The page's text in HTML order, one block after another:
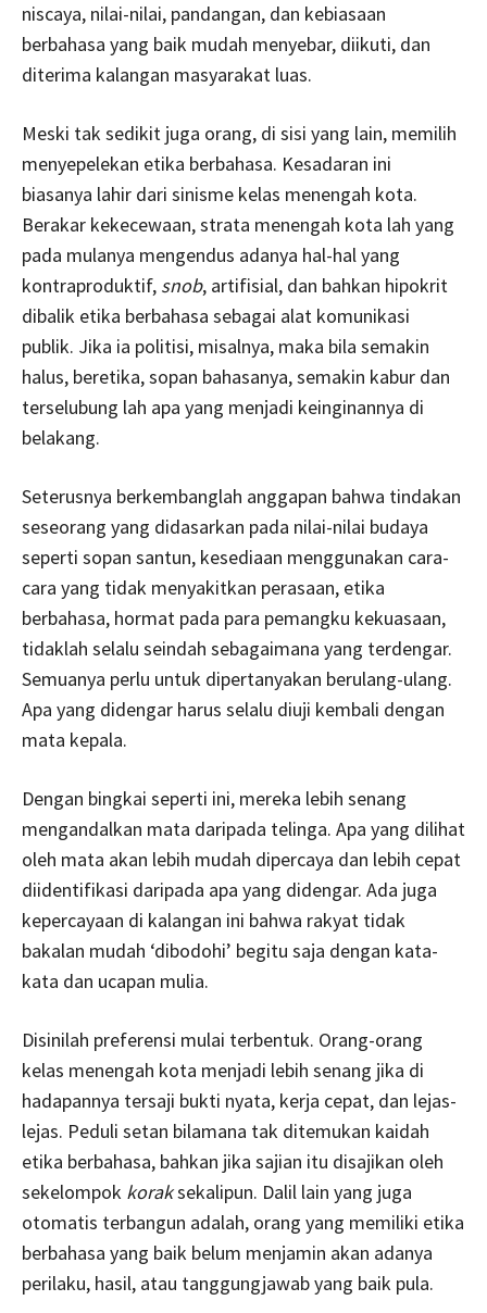
niscaya, nilai-nilai, pandangan, dan kebiasaan
berbahasa yang baik mudah menyebar, diikuti, dan
diterima kalangan masyarakat luas.
Meski tak sedikit juga orang, di sisi yang lain, memilih
menyepelekan etika berbahasa. Kesadaran ini
biasanya lahir dari sinisme kelas menengah kota.
Berakar kekecewaan, strata menengah kota lah yang
pada mulanya mengendus adanya hal-hal yang
kontraproduktif, snob, artifisial, dan bahkan hipokrit
dibalik etika berbahasa sebagai alat komunikasi
publik. Jika ia politisi, misalnya, maka bila semakin
halus, beretika, sopan bahasanya, semakin kabur dan
terselubung lah apa yang menjadi keinginannya di
belakang.
Seterusnya berkembanglah anggapan bahwa tindakan
seseorang yang didasarkan pada nilai-nilai budaya
seperti sopan santun, kesediaan menggunakan cara-
cara yang tidak menyakitkan perasaan, etika
berbahasa, hormat pada para pemangku kekuasaan,
tidaklah selalu seindah sebagaimana yang terdengar.
Semuanya perlu untuk dipertanyakan berulang-ulang.
Apa yang didengar harus selalu diuji kembali dengan
mata kepala.
Dengan bingkai seperti ini, mereka lebih senang
mengandalkan mata daripada telinga. Apa yang dilihat
oleh mata akan lebih mudah dipercaya dan lebih cepat
diidentifikasi daripada apa yang didengar. Ada juga
kepercayaan di kalangan ini bahwa rakyat tidak
bakalan mudah ‘dibodohi’ begitu saja dengan kata-
kata dan ucapan mulia.
Disinilah preferensi mulai terbentuk. Orang-orang
kelas menengah kota menjadi lebih senang jika di
hadapannya tersaji bukti nyata, kerja cepat, dan lejas-
lejas. Peduli setan bilamana tak ditemukan kaidah
etika berbahasa, bahkan jika sajian itu disajikan oleh
sekelompok koraksekalipun. Dalil lain yang juga
otomatis terbangun adalah, orang yang memiliki etika
berbahasa yang baik belum menjamin akan adanya
perilaku, hasil, atau tanggungjawab yang baik pula.